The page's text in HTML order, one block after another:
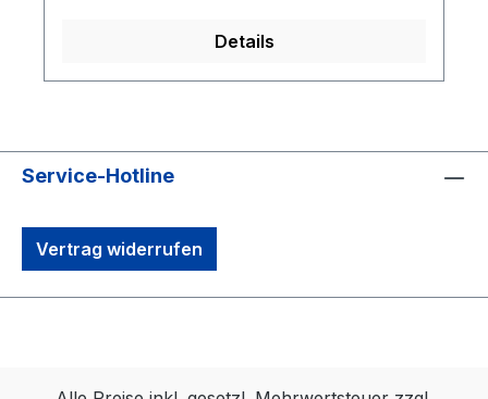
Details
Service-Hotline
Vertrag widerrufen